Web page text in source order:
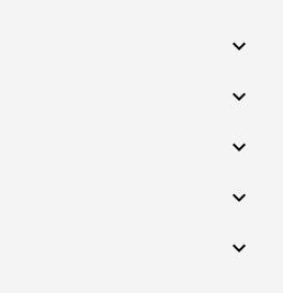
expand_more
expand_more
expand_more
expand_more
expand_more